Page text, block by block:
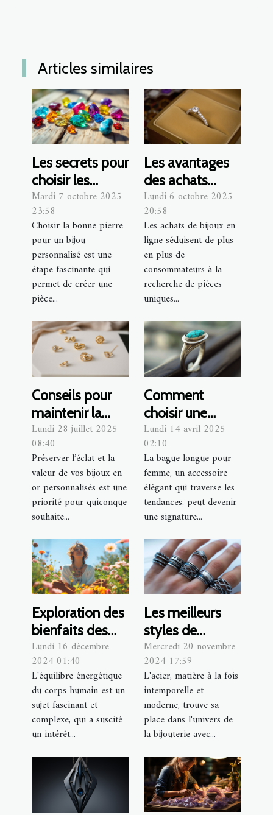
Articles similaires
Les secrets pour
choisir les
pierres de votre
bijou
personnalisé
Mardi 7 octobre 2025
23:58
Choisir la bonne pierre
pour un bijou
personnalisé est une
étape fascinante qui
permet de créer une
pièce...
Les avantages
des achats
sécurisés de
bijoux en ligne
Lundi 6 octobre 2025
20:58
Les achats de bijoux en
ligne séduisent de plus
en plus de
consommateurs à la
recherche de pièces
uniques...
Conseils pour
maintenir la
qualité de vos
bijoux en or
personnalisés
Lundi 28 juillet 2025
08:40
Préserver l’éclat et la
valeur de vos bijoux en
or personnalisés est une
priorité pour quiconque
souhaite...
Comment
choisir une
bague longue
pour femme
adaptée à votre
style
Lundi 14 avril 2025
02:10
La bague longue pour
femme, un accessoire
élégant qui traverse les
tendances, peut devenir
une signature...
Exploration des
bienfaits des
bijoux en pierres
naturelles pour
l'équilibre des
chakras
Lundi 16 décembre
2024 01:40
L'équilibre énergétique
du corps humain est un
sujet fascinant et
complexe, qui a suscité
un intérêt...
Les meilleurs
styles de
bagues en acier
pour chaque
occasion
Mercredi 20 novembre
2024 17:59
L'acier, matière à la fois
intemporelle et
moderne, trouve sa
place dans l'univers de
la bijouterie avec...